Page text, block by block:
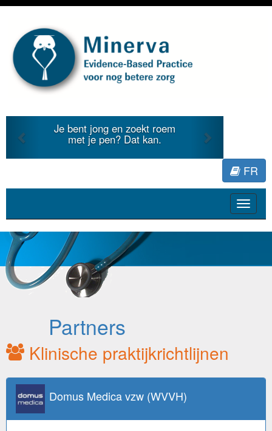
Je bent jong en zoekt roem
met je pen? Dat kan.
Previous
FR
Toggle
Partners
Klinische praktijkrichtlijnen
Domus Medica vzw (WVVH)